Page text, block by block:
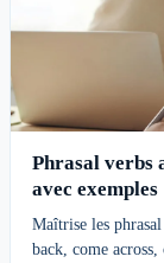
Phrasal verbs
avec exemples
Maîtrise les
back, come